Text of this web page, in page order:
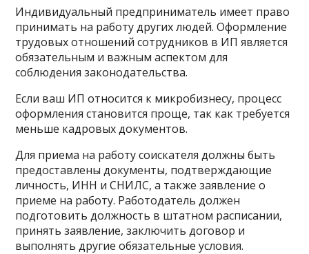
Индивидуальный предприниматель имеет право
принимать на работу других людей. Оформление
трудовых отношений сотрудников в ИП является
обязательным и важным аспектом для
соблюдения законодательства.
Если ваш ИП относится к микробизнесу, процесс
оформления становится проще, так как требуется
меньше кадровых документов.
Для приема на работу соискателя должны быть
предоставлены документы, подтверждающие
личность, ИНН и СНИЛС, а также заявление о
приеме на работу. Работодатель должен
подготовить должность в штатном расписании,
принять заявление, заключить договор и
выполнять другие обязательные условия.